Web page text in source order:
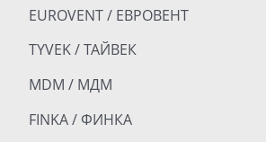
EUROVENT / ЕВРОВЕНТ
TYVEK / ТАЙВЕК
MDM / МДМ
FINKA / ФИНКА